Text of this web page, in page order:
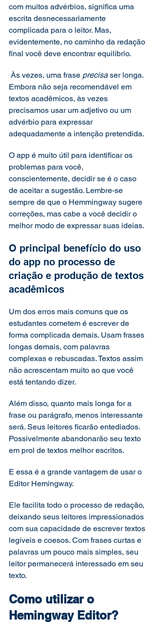
com muitos advérbios, significa uma
escrita desnecessariamente
complicada para o leitor. Mas,
evidentemente, no caminho da redação
final você deve encontrar equilíbrio.
Às vezes, uma frase precisa ser longa.
Embora não seja recomendável em
textos acadêmicos, às vezes
precisamos usar um adjetivo ou um
advérbio para expressar
adequadamente a intenção pretendida.
O app é muito útil para identificar os
problemas para você,
conscientemente, decidir se é o caso
de aceitar a sugestão. Lembre-se
sempre de que o Hemmingway sugere
correções, mas cabe a você decidir o
melhor modo de expressar suas ideias.
O principal benefício do uso
do app no processo de
criação e produção de textos
acadêmicos
Um dos erros mais comuns que os
estudantes cometem é escrever de
forma complicada demais. Usam frases
longas demais, com palavras
complexas e rebuscadas. Textos assim
não acrescentam muito ao que você
está tentando dizer.
Além disso, quanto mais longa for a
frase ou parágrafo, menos interessante
será. Seus leitores ficarão entediados.
Possivelmente abandonarão seu texto
em prol de textos melhor escritos.
E essa é a grande vantagem de usar o
Editor Hemingway.
Ele facilita todo o processo de redação,
deixando seus leitores impressionados
com sua capacidade de escrever textos
legíveis e coesos. Com frases curtas e
palavras um pouco mais simples, seu
leitor permanecerá interessado em seu
texto.
Como utilizar o
Hemingway Editor?